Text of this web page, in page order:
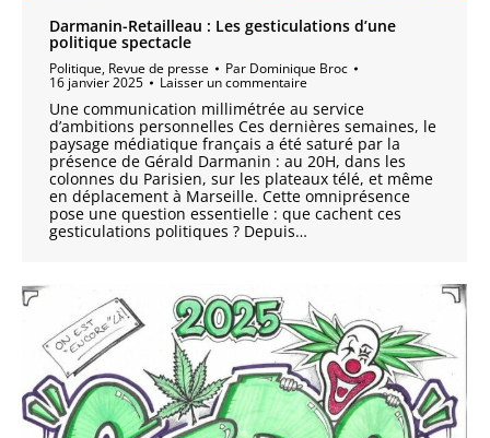
Darmanin-Retailleau : Les gesticulations d’une
politique spectacle
Politique, Revue de presse Par Dominique Broc
16 janvier 2025 Laisser un commentaire
Une communication millimétrée au service
d’ambitions personnelles Ces dernières semaines, le
paysage médiatique français a été saturé par la
présence de Gérald Darmanin : au 20H, dans les
colonnes du Parisien, sur les plateaux télé, et même
en déplacement à Marseille. Cette omniprésence
pose une question essentielle : que cachent ces
gesticulations politiques ? Depuis…